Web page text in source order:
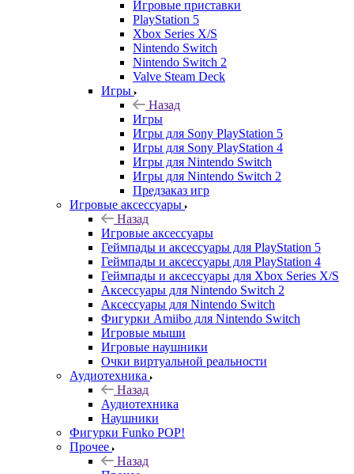
Игровые приставки
PlayStation 5
Xbox Series X/S
Nintendo Switch
Nintendo Switch 2
Valve Steam Deck
Игры
Назад
Игры
Игры для Sony PlayStation 5
Игры для Sony PlayStation 4
Игры для Nintendo Switch
Игры для Nintendo Switch 2
Предзаказ игр
Игровые аксессуары
Назад
Игровые аксессуары
Геймпады и аксессуары для PlayStation 5
Геймпады и аксессуары для PlayStation 4
Геймпады и аксессуары для Xbox Series X/S
Аксессуары для Nintendo Switch 2
Аксессуары для Nintendo Switch
Фигурки Amiibo для Nintendo Switch
Игровые мыши
Игровые наушники
Очки виртуальной реальности
Аудиотехника
Назад
Аудиотехника
Наушники
Фигурки Funko POP!
Прочее
Назад